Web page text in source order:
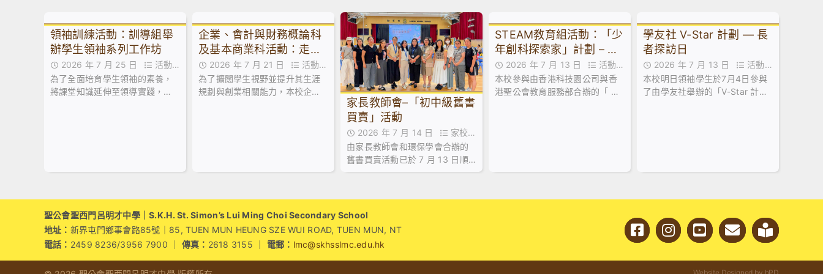
領袖訓練活動：訓導組舉
辦學生領袖系列工作坊
2026 年 7 月 25 日
絮
為了全面培育學生領袖的素養，
將課堂知識延伸至領導實踐，本
企業、會計與財務概論科
及基本商業科活動：走進
維園市集創業
2026 年 7 月 21 日
絮
為了擴闊學生視野並提升其生涯
規劃與創業相關能力，本校企
家長教師會–「初中級舊書
買賣」活動
2026 年 7 月 14 日
作,家長教師會活動花絮,活動花絮
由家長教師會和環保學會合辦的
舊書買賣活動已於 7 月 13 日順
利舉行！當日禮堂熱鬧非凡，大
STEAM教育組活動：「少
年創科探索家」計劃 – 到
校講座及AI嘉年華
2026 年 7 月 13 日
絮
本校參與由香港科技園公司與香
港聖公會教育服務部合辦的「 少
學友社 V-Star 計劃 — 長
者探訪日
2026 年 7 月 13 日
絮
本校明日領袖學生於7月4日參與
了由學友社舉辦的「V-Star 計劃
聖公會聖西門呂明才中學｜S.K.H. St. Simon’s Lui Ming Choi Secondary School
地址： 新界屯門鄉事會路85號｜85, TUEN MUN HEUNG SZE WUI ROAD, TUEN MUN, NT
電話： 2459 8236/3956 7900 ｜ 傳真： 2618 3155 ｜ 電郵： lmc@skhsslmc.edu.hk